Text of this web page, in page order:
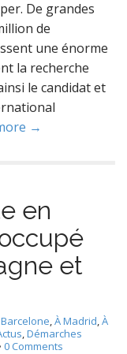
De grandes
de
une énorme
la recherche
le candidat et
→
en
et
,À Madrid,À
,Démarches
0 Comments